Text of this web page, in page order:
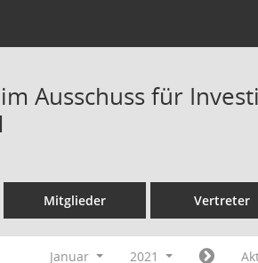
Ausschuss für
Mitglieder Vertreter
Januar 2021